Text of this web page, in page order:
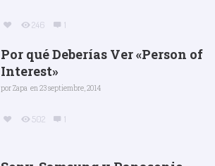
246 1
Por qué Deberías Ver «Person of
Interest»
porZapa en 23 septiembre, 2014
502 1